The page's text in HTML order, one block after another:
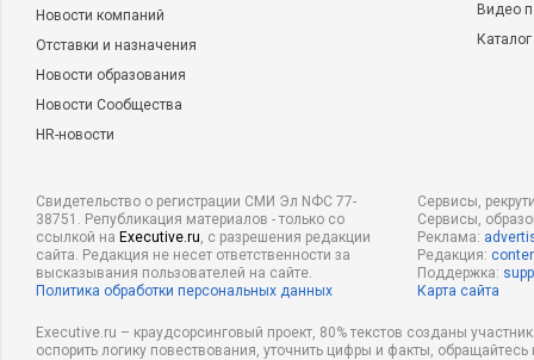
Новости компаний
Отставки и назначения
Новости образования
Новости Сообщества
HR-новости
Видео
Свидетельство о регистрации СМИ Эл NФС 77-
38751. Републикация материалов - только со
ссылкой на Executive.ru, с разрешения редакции
сайта. Редакция не несет ответственности за
высказывания пользователей на сайте.
Политика обработки персональных данных
Сервисы,
Сервисы,
Реклама:
Редакция:
Поддержка:
Карта сайта
Executive.ru – краудсорсинговый проект, 80% текстов созданы
оспорить логику повествования, уточнить цифры и факты,